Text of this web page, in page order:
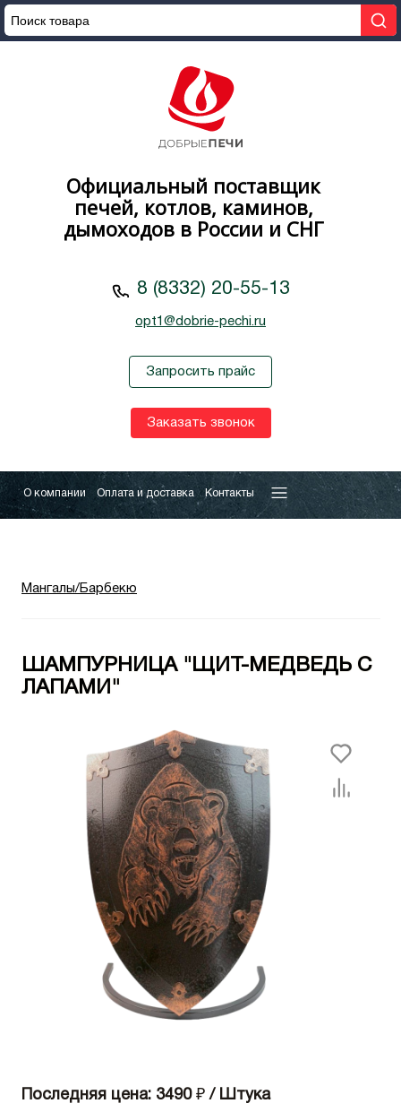
Официальный поставщик
печей, котлов, каминов,
дымоходов в России и СНГ
8 (8332) 20-55-13
opt1@dobrie-pechi.ru
Запросить прайс
Заказать звонок
О компании Оплата и доставка Контакты
Мангалы/Барбекю
ШАМПУРНИЦА "ЩИТ-МЕДВЕДЬ С
ЛАПАМИ"
Последняя цена: 3490 ₽ / Штука